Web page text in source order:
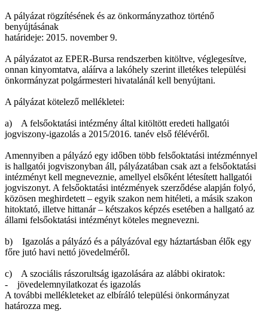
A pályázat rögzítésének és az önkormányzathoz történő
benyújtásának
határideje: 2015. november 9.
A pályázatot az EPER-Bursa rendszerben kitöltve, véglegesítve,
onnan kinyomtatva, aláírva a lakóhely szerint illetékes települési
önkormányzat polgármesteri hivatalánál kell benyújtani.
A pályázat kötelező mellékletei:
a) A felsőoktatási intézmény által kitöltött eredeti hallgatói
jogviszony-igazolás a 2015/2016. tanév első félévéről.
Amennyiben a pályázó egy időben több felsőoktatási intézménnyel
is hallgatói jogviszonyban áll, pályázatában csak azt a felsőoktatási
intézményt kell megneveznie, amellyel elsőként létesített hallgatói
jogviszonyt. A felsőoktatási intézmények szerződése alapján folyó,
közösen meghirdetett – egyik szakon nem hitéleti, a másik szakon
hitoktató, illetve hittanár – kétszakos képzés esetében a hallgató az
állami felsőoktatási intézményt köteles megnevezni.
b) Igazolás a pályázó és a pályázóval egy háztartásban élők egy
főre jutó havi nettó jövedelméről.
c) A szociális rászorultság igazolására az alábbi okiratok:
- jövedelemnyilatkozat és igazolás
A további mellékleteket az elbíráló települési önkormányzat
határozza meg.